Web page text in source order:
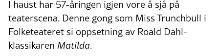
I haust har 57-åringen igjen vore å sjå på
teaterscena. Denne gong som Miss Trunchbull i
Folketeateret si oppsetning av Roald Dahl-
klassikaren Matilda.